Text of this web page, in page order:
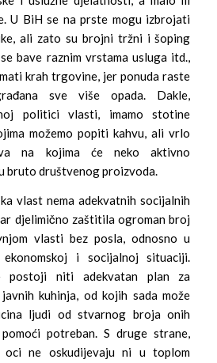
U BiH se na prste mogu izbrojati
ali zato su brojni tržni i šoping
bave raznim vrstama usluga itd.,
krah trgovine, jer ponuda raste
sve više opada. Dakle,
politici vlasti, imamo stotine
možemo popiti kahvu, ali vrlo
na kojima će neko aktivno
bruto društvenog proizvoda.
vlast nema adekvatnih socijalnih
djelimično zaštitila ogroman broj
vlasti bez posla, odnosno u
i socijalnoj situaciji.
postoji niti adekvatan plan za
kuhinja, od kojih sada može
ljudi od stvarnog broja onih
potreban. S druge strane,
oci ne oskudijevaju ni u toplom